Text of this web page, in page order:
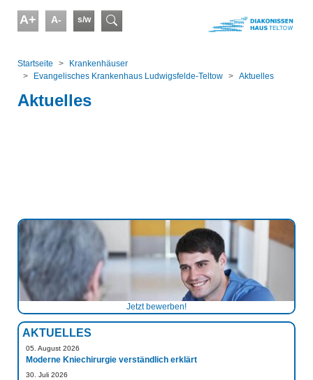
A+ A- s/w Suchformular
Startseite
Kranken­häuser
Evangelisches Krankenhaus Ludwigsfelde-Teltow
Aktuelles
Aktuelles
Jetzt bewerben!
AKTUELLES
05. August 2026
Moderne Kniechirurgie verständlich erklärt
30. Juli 2026